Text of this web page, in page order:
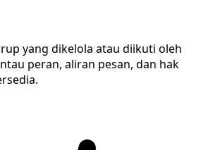
yang dikelola atau diikuti oleh
peran, aliran pesan, dan hak